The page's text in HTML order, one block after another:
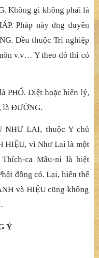
ềY ch ủ thích.
là thể. QUANG là dụng.
ột hạ tbụi hay m ộ t h ạnh
n khắp như lướ
Không gì không ph ải là
Pháp này ứng duyên
NG.Đều thuộc Trì nghiệp
v.v… Y theo đó thì có
là ĐƯỜ